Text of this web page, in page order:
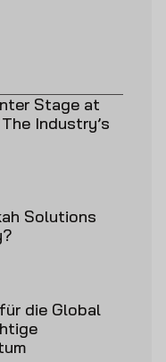
Stage at
Industry’s
Solutions
die Global